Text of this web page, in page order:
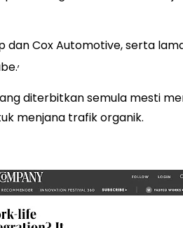
dan Cox Automotive, serta
,
diterbitkan semula mesti
menjana trafik organik.